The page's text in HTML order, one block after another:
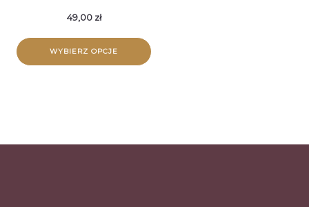
49,00 zł
WYBIERZ OPCJE